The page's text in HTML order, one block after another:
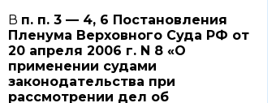
В п. п. 3 — 4, 6 Постановления
Пленума Верховного Суда РФ от
20 апреля 2006 г. N 8 «О
применении судами
законодательства при
рассмотрении дел об